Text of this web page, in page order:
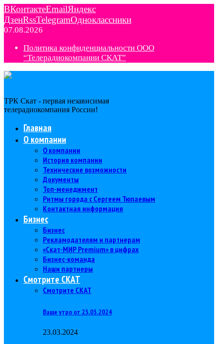
ВКонтактеEmailЯндекс
ДзенRssTelegramОдноклассники
07.08.2026
Политика конфиденциальности ООО
“Телерадиокомпании СКАТ”
ТРК Скат - первая независимая
телерадиокомпания Роcсии!
Главная
О компании
О компании
История компании
Технические возможности
Документы
Топ-менеджмент
Ритмы города с Сергеем Тюпаевым
Контактная информация
Бизнес
Бизнес
Рекламодателям и партнерам
«Скат-МИР Premium» в цифрах
Бизнес-команда
Наши партнеры
Смотрите СКАТ
Смотрите СКАТ
Ваше утро от 23.03.2024
23.03.2024